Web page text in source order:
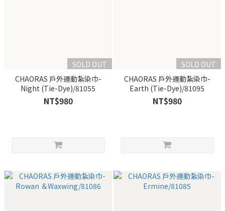
SOLD OUT
CHAORAS 戶外運動紮染巾-
Night (Tie-Dye)/81055
NT$980
SOLD OUT
CHAORAS 戶外運動紮染巾-
Earth (Tie-Dye)/81095
NT$980